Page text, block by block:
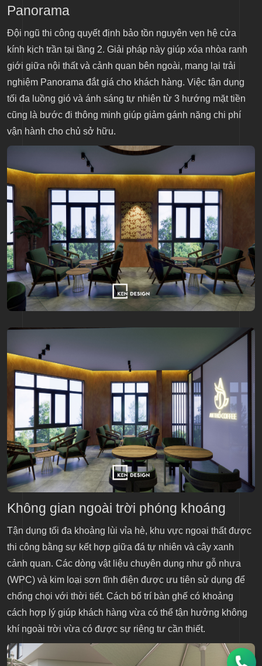
Panorama
Đội ngũ thi công quyết định bảo tồn nguyên vẹn hệ cửa
kính kịch trần tại tầng 2. Giải pháp này giúp xóa nhòa ranh
giới giữa nội thất và cảnh quan bên ngoài, mang lại trải
nghiệm Panorama đắt giá cho khách hàng. Việc tận dụng
tối đa luồng gió và ánh sáng tự nhiên từ 3 hướng mặt tiền
cũng là bước đi thông minh giúp giảm gánh nặng chi phí
vận hành cho chủ sở hữu.
Không gian ngoài trời phóng khoáng
Tận dụng tối đa khoảng lùi vỉa hè, khu vực ngoại thất được
thi công bằng sự kết hợp giữa đá tự nhiên và cây xanh
cảnh quan. Các dòng vật liệu chuyên dụng như gỗ nhựa
(WPC) và kim loại sơn tĩnh điện được ưu tiên sử dụng để
chống chọi với thời tiết. Cách bố trí bàn ghế có khoảng
cách hợp lý giúp khách hàng vừa có thể tận hưởng không
khí ngoài trời vừa có được sự riêng tư cần thiết.